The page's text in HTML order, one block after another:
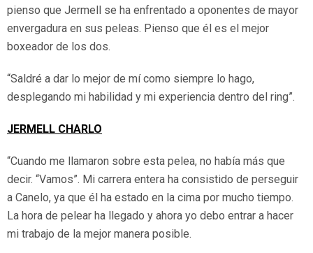
pienso que Jermell se ha enfrentado a oponentes de mayor
envergadura en sus peleas. Pienso que él es el mejor
boxeador de los dos.
“Saldré a dar lo mejor de mí como siempre lo hago,
desplegando mi habilidad y mi experiencia dentro del ring”.
JERMELL CHARLO
“Cuando me llamaron sobre esta pelea, no había más que
decir. “Vamos”. Mi carrera entera ha consistido de perseguir
a Canelo, ya que él ha estado en la cima por mucho tiempo.
La hora de pelear ha llegado y ahora yo debo entrar a hacer
mi trabajo de la mejor manera posible.